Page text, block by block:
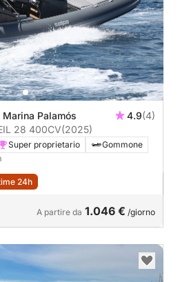
Palamós 4.9(4)
Gommone SALPA SOLEIL 28 400CV(2025)
Super proprietario
Gommone
24h
A partire da 1.046 € /giorno